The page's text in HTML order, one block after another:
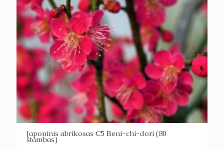
Japoninis abrikosas C5 Beni-chi-dori (80
štambas)